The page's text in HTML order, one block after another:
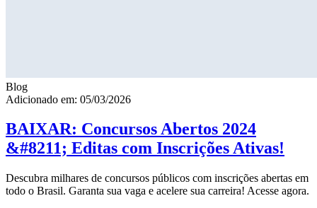
Blog
Adicionado em: 05/03/2026
BAIXAR: Concursos Abertos 2024
&#8211; Editas com Inscrições Ativas!
Descubra milhares de concursos públicos com inscrições abertas em
todo o Brasil. Garanta sua vaga e acelere sua carreira! Acesse agora.